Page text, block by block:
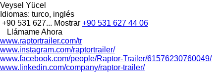
Veysel Yücel
Idiomas: turco, inglés
+90 531 627... Mostrar +90 531 627 44 06
Llámame Ahora
www.raptortrailer.com/tr
www.instagram.com/raptortrailer/
www.facebook.com/people/Raptor-Trailer/61576230760049/
www.linkedin.com/company/raptor-trailer/